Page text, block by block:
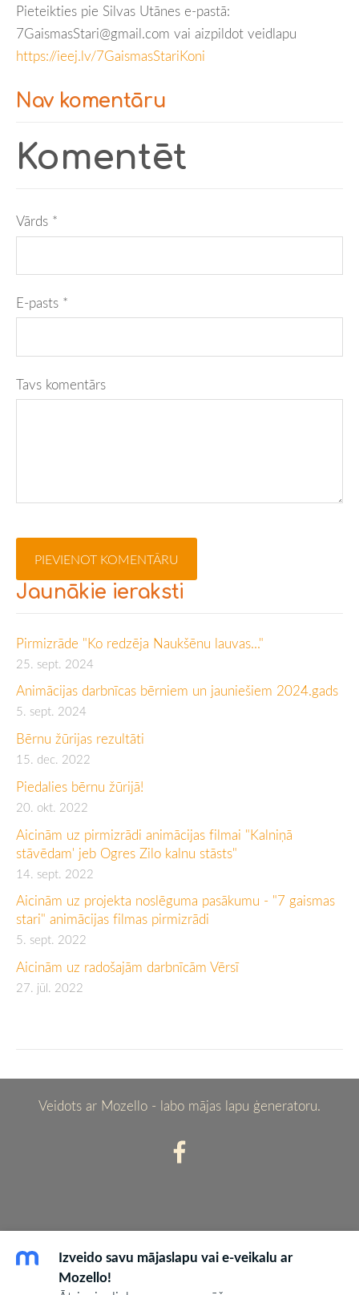
Jaunākie ieraksti
Pirmizrāde "Ko redzēja Naukšēnu lauvas..."
25. sept. 2024
Animācijas darbnīcas bērniem un jauniešiem 2024.gads
5. sept. 2024
Bērnu žūrijas rezultāti
15. dec. 2022
Piedalies bērnu žūrijā!
20. okt. 2022
Aicinām uz pirmizrādi animācijas filmai "Kalniņā
stāvēdam' jeb Ogres Zilo kalnu stāsts"
14. sept. 2022
Aicinām uz projekta noslēguma pasākumu - "7 gaismas
stari" animācijas filmas pirmizrādi
5. sept. 2022
Aicinām uz radošajām darbnīcām Vērsī
27. jūl. 2022
Pieteikties pie Silvas Utānes e-pastā:
7GaismasStari@gmail.com vai aizpildot veidlapu
https://ieej.lv/7GaismasStariKoni
Nav komentāru
Komentēt
Vārds *
E-pasts *
Tavs komentārs
Veidots ar Mozello - labo mājas lapu ģeneratoru.
Izveido savu mājaslapu vai e-veikalu ar
Mozello!